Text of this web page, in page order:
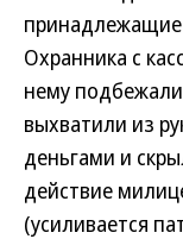
Охранника с
нему
выхватили из
деньгами и
действие
(усиливается